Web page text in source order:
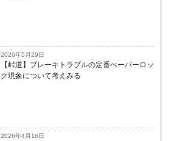
2026年5月29日
【峠道】ブレーキトラブルの定番べーパーロッ
ク現象について考えみる
2026年4月16日